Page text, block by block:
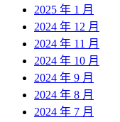
2025 年 1 月
2024 年 12 月
2024 年 11 月
2024 年 10 月
2024 年 9 月
2024 年 8 月
2024 年 7 月